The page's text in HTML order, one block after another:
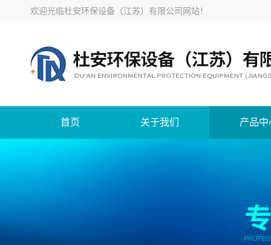
欢迎光临杜安环保设备（江苏）有限公司网站！
首页 关于我们 产品中